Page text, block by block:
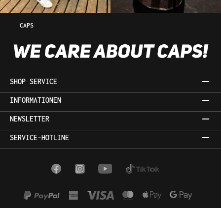
CAPS
SHOP SERVICE
INFORMATIONEN
NEWSLETTER
SERVICE-HOTLINE